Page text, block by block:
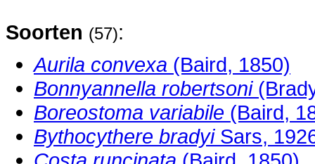
Soorten (57):
Aurila convexa (Baird, 1850)
Bonnyannella robertsoni
Boreostoma variabile (Baird,
Bythocythere bradyiSars,